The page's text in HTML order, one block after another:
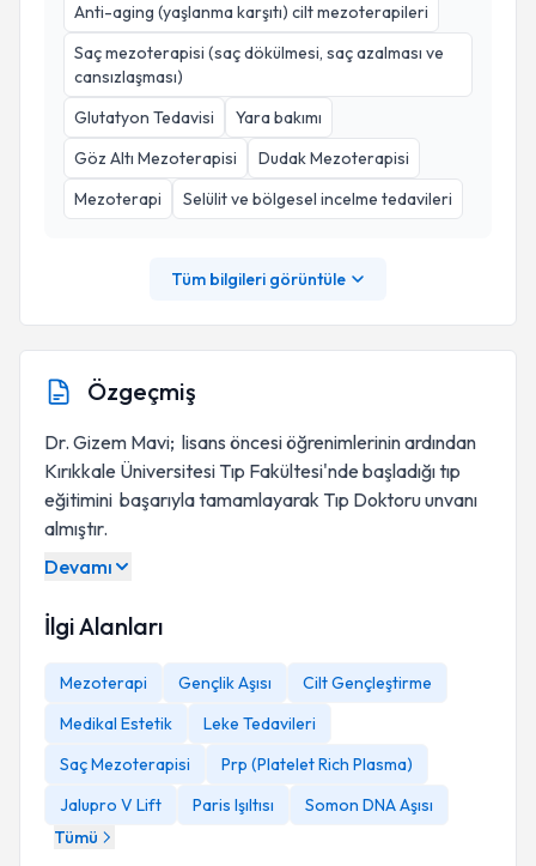
Anti-aging (yaşlanma karşıtı) cilt mezoterapileri
Saç mezoterapisi (saç dökülmesi, saç azalması ve
cansızlaşması)
Glutatyon Tedavisi
Yara bakımı
Göz Altı Mezoterapisi
Dudak Mezoterapisi
Mezoterapi
Selülit ve bölgesel incelme tedavileri
Tüm bilgileri görüntüle
Özgeçmiş
Dr. Gizem Mavi; lisans öncesi öğrenimlerinin ardından
Kırıkkale Üniversitesi Tıp Fakültesi'nde başladığı tıp
eğitimini başarıyla tamamlayarak Tıp Doktoru unvanı
almıştır.
Devamı
İlgi Alanları
Mezoterapi Gençlik Aşısı
Cilt Gençleştirme
Medikal Estetik
Leke Tedavileri
Saç Mezoterapisi
Prp (Platelet Rich Plasma)
Jalupro V Lift
Paris Işıltısı
Somon DNA Aşısı
Tümü